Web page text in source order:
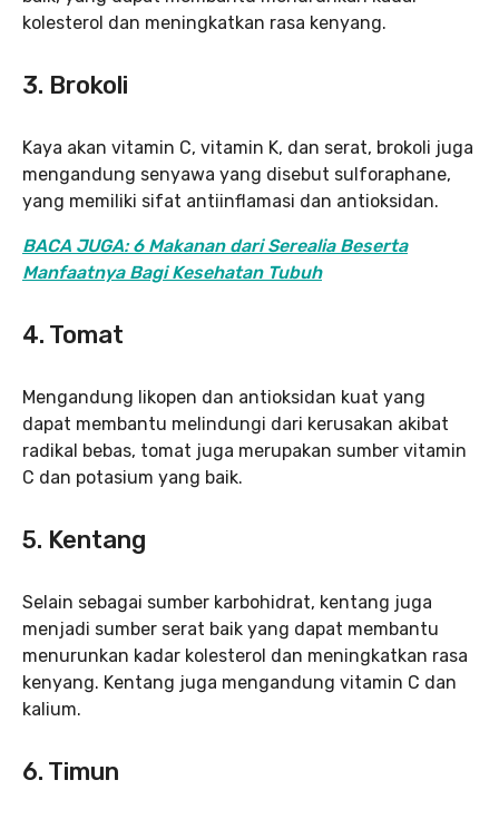
kolesterol dan meningkatkan rasa kenyang.
3. Brokoli
Kaya akan vitamin C, vitamin K, dan serat, brokoli juga
mengandung senyawa yang disebut sulforaphane,
yang memiliki sifat antiinflamasi dan antioksidan.
BACA JUGA: 6 Makanan dari Serealia Beserta
Manfaatnya Bagi Kesehatan Tubuh
4. Tomat
Mengandung likopen dan antioksidan kuat yang
dapat membantu melindungi dari kerusakan akibat
radikal bebas, tomat juga merupakan sumber vitamin
C dan potasium yang baik.
5. Kentang
Selain sebagai sumber karbohidrat, kentang juga
menjadi sumber serat baik yang dapat membantu
menurunkan kadar kolesterol dan meningkatkan rasa
kenyang. Kentang juga mengandung vitamin C dan
kalium.
6. Timun